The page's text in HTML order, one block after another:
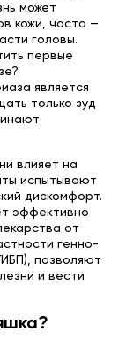
может
кожи, часто —
головы.
первые
является
только зуд
влияет на
испытывают
дискомфорт.
эффективно
от
генно-
позволяют
и вести